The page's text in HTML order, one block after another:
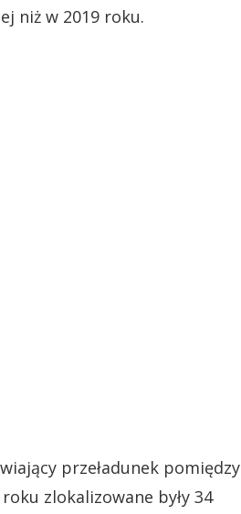
niż w 2019 roku.
przeładunek pomiędzy
zlokalizowane były 34